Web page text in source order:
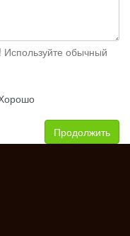
обычный
Продолжить